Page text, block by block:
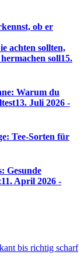
ob er
achten sollten,
soll15.
Warum du
13. Juli 2026 -
Tee-Sorten für
Gesunde
11. April 2026 -
bis richtig scharf